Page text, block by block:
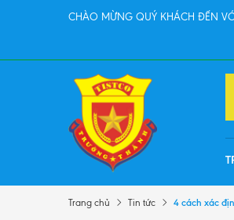
CHÀO MỪNG QUÝ KHÁCH ĐẾN
Trang chủ Tin tức 4 cách xác